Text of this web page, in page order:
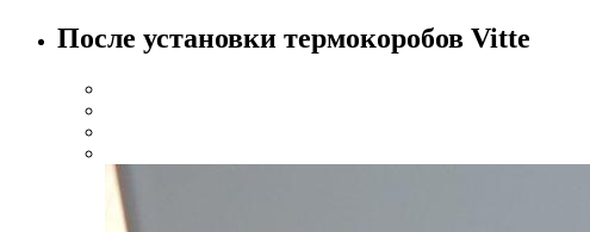
После установки термокоробов Vitte